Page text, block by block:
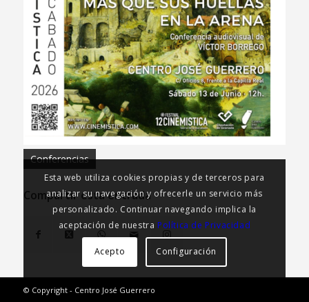
Conferencias
Compartir esta entrada
© Copyright - Centro José Guerrero
Esta web utiliza cookies propias y de terceros para
analizar su navegación y ofrecerle un servicio más
personalizado. Continuar navegando implica la
aceptación de nuestra Política de Privacidad
Acepto Configuración